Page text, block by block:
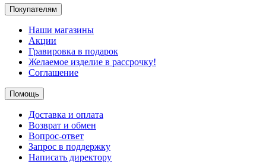
Покупателям
Наши магазины
Акции
Гравировка в подарок
Желаемое изделие в рассрочку!
Соглашение
Помощь
Доставка и оплата
Возврат и обмен
Вопрос-ответ
Запрос в поддержку
Написать директору